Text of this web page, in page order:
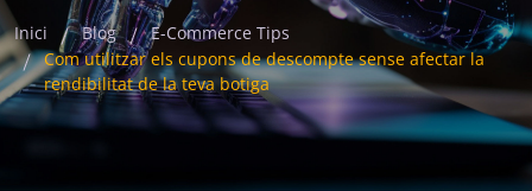
Inici Blog
E-Commerce Tips
Com utilitzar els cupons de descompte sense afectar la
rendibilitat de la teva botiga